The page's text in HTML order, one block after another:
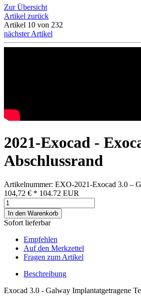
Zur Übersicht
Artikel zurück
Artikel 10 von 232
nächster Artikel
2021-Exocad -
Abschlussrand
Artikelnummer: EXO-2021-Exocad 3.0 –
104,72 € * 104.72 EUR
In den Warenkorb
Sofort lieferbar
Empfehlen
Auf den Merkzettel
Fragen zum Artikel
Beschreibung
Exocad 3.0 - Galway Implantatgetragene